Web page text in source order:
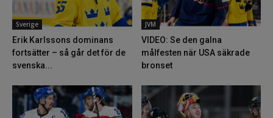
Sverige
Erik Karlssons dominans
fortsätter – så går det för de
svenska...
JVM
VIDEO: Se den galna
målfesten när USA säkrade
bronset